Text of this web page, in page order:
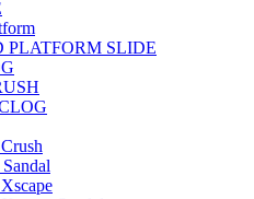
PLATFORM SLIDE